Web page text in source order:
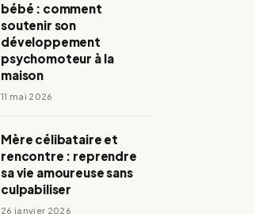
bébé : comment
soutenir son
développement
psychomoteur à la
maison
11 mai 2026
Mère célibataire et
rencontre : reprendre
sa vie amoureuse sans
culpabiliser
26 janvier 2026